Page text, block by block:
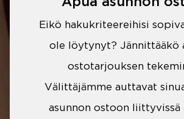
Eikö hakukriteereihisi
ole löytynyt? Jännittääkö
ostotarjouksen
Välittäjämme auttavat
asunnon ostoon liittyvissä